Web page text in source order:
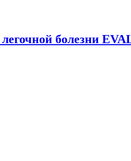
болезни